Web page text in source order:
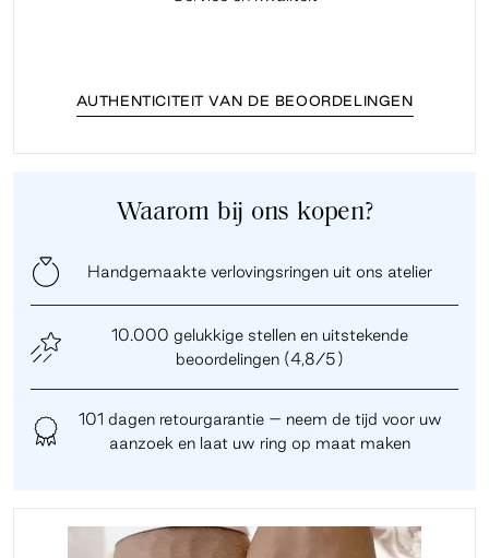
AUTHENTICITEIT VAN DE BEOORDELINGEN
Waarom bij ons kopen?
Handgemaakte verlovingsringen uit ons atelier
10.000 gelukkige stellen en uitstekende
beoordelingen (4,8/5)
101 dagen retourgarantie – neem de tijd voor uw
aanzoek en laat uw ring op maat maken